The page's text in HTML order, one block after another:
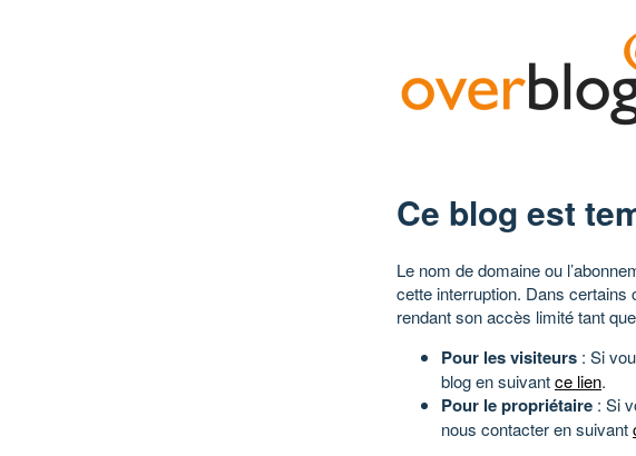
Ce blog est
Le nom de domaine ou
cette interruption. Dans certains
rendant son accès limité tant
Pour les visiteurs : Si
blog en suivantce lien.
Pour le propriétaire : Si
nous contacter en suivant